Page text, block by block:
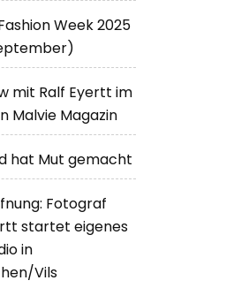
Week 2025
mit Ralf Eyertt im
Malvie Magazin
hat Mut gemacht
Fotograf
startet eigenes
in
Vils